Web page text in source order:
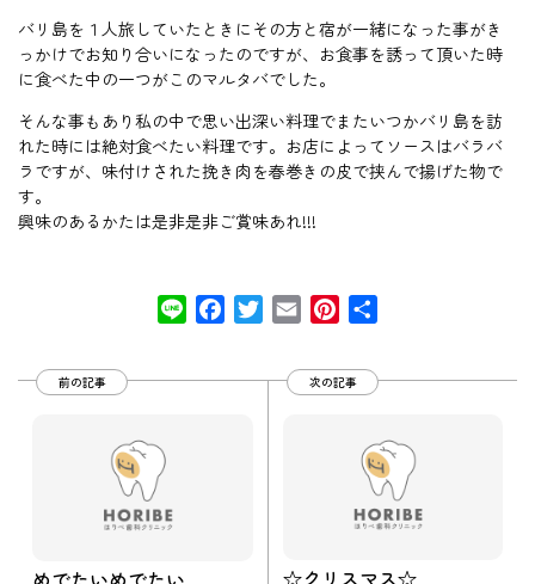
バリ島を１人旅していたときにその方と宿が一緒になった事がき
っかけでお知り合いになったのですが、お食事を誘って頂いた時
に食べた中の一つがこのマルタバでした。
そんな事もあり私の中で思い出深い料理でまたいつかバリ島を訪
れた時には絶対食べたい料理です。お店によってソースはバラバ
ラですが、味付けされた挽き肉を春巻きの皮で挟んで揚げた物で
す。
興味のあるかたは是非是非ご賞味あれ!!!
Line FacebookTwitter
Email Pinterest
前の記事 次の記事